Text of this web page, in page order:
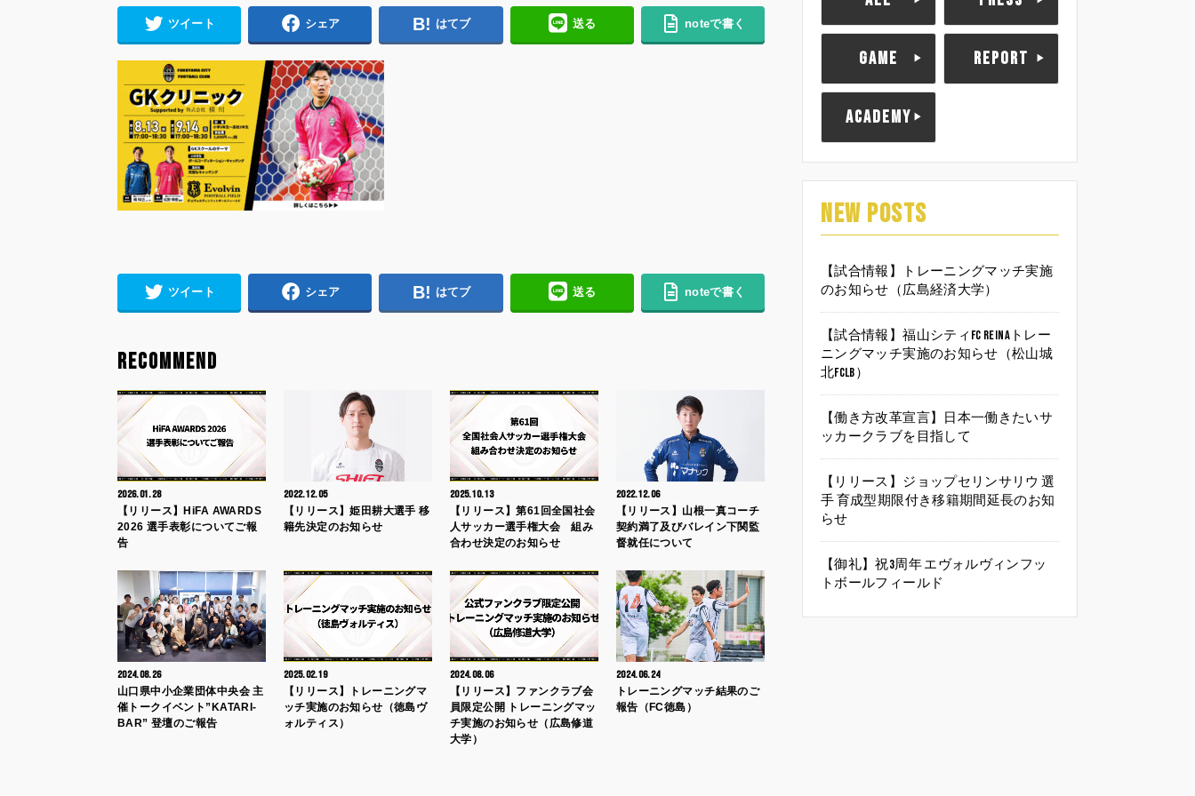
ツイート シェア はてブ 送る noteで書く
ツイート シェア はてブ 送る noteで書く
RECOMMEND
2026.01.28
【リリース】HiFA AWARDS
2026 選手表彰についてご報
告
2022.12.05
【リリース】姫田耕大選手 移
籍先決定のお知らせ
2025.10.13
【リリース】第61回全国社会
人サッカー選手権大会 組み
合わせ決定のお知らせ
2022.12.06
【リリース】山根一真コーチ
契約満了及びバレイン下関監
督就任について
2024.08.26
山口県中小企業団体中央会 主
催トークイベント”KATARI-
BAR” 登壇のご報告
2025.02.19
【リリース】トレーニングマ
ッチ実施のお知らせ（徳島ヴ
ォルティス）
2024.08.06
【リリース】ファンクラブ会
員限定公開 トレーニングマッ
チ実施のお知らせ（広島修道
大学）
2024.06.24
トレーニングマッチ結果のご
報告（FC徳島）
GAME REPORT
ACADEMY
NEW POSTS
【試合情報】トレーニングマッチ実施
のお知らせ（広島経済大学）
【試合情報】福山シティFC Reinaトレー
ニングマッチ実施のお知らせ（松山城
北FCLB）
【働き方改革宣言】日本一働きたいサ
ッカークラブを目指して
【リリース】ジョップセリンサリウ 選
手 育成型期限付き移籍期間延長のお知
らせ
【御礼】祝3周年 エヴォルヴィンフッ
トボールフィールド